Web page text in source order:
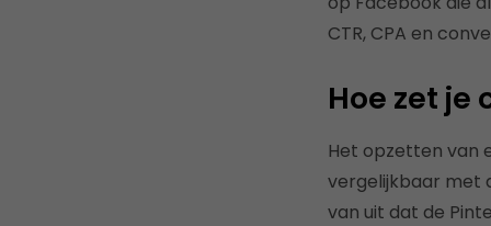
CTR, CPA en
Hoe zet je
Het opzetten van
vergelijkbaar met
van uit dat de